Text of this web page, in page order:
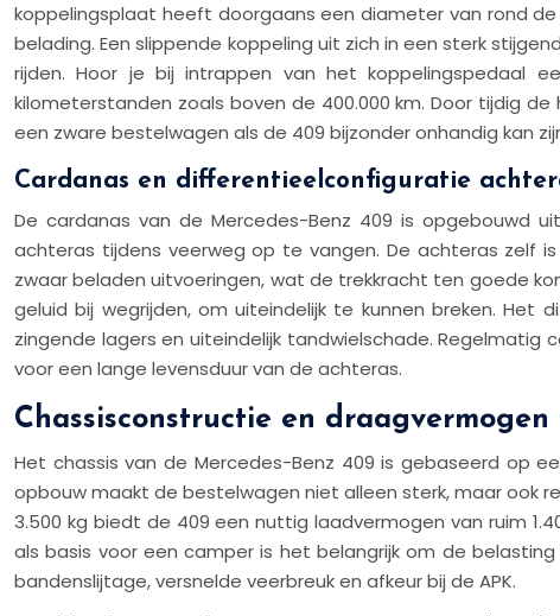
koppelingsplaat heeft doorgaans een diameter van rond
belading. Een slippende koppeling uit zich in een sterk
rijden. Hoor je bij intrappen van het koppelingspedaal
kilometerstanden zoals boven de 400.000 km. Door tijdig
een zware bestelwagen als de 409 bijzonder onhandig kan
Cardanas en differentieelconfiguratie
De cardanas van de Mercedes-Benz 409 is opgebouwd
achteras tijdens veerweg op te vangen. De achteras zelf
zwaar beladen uitvoeringen, wat de trekkracht ten goede
geluid bij wegrijden, om uiteindelijk te kunnen breken.
zingende lagers en uiteindelijk tandwielschade. Regelmatig
voor een lange levensduur van de achteras.
Chassisconstructie en
Het chassis van de Mercedes-Benz 409 is gebaseerd op
opbouw maakt de bestelwagen niet alleen sterk, maar
3.500 kg biedt de 409 een nuttig laadvermogen van ruim
als basis voor een camper is het belangrijk om de
bandenslijtage, versnelde veerbreuk en afkeur bij de APK.